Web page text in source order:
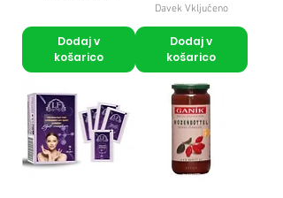
Dodaj v
košarico
Davek Vključeno
Dodaj v
košarico